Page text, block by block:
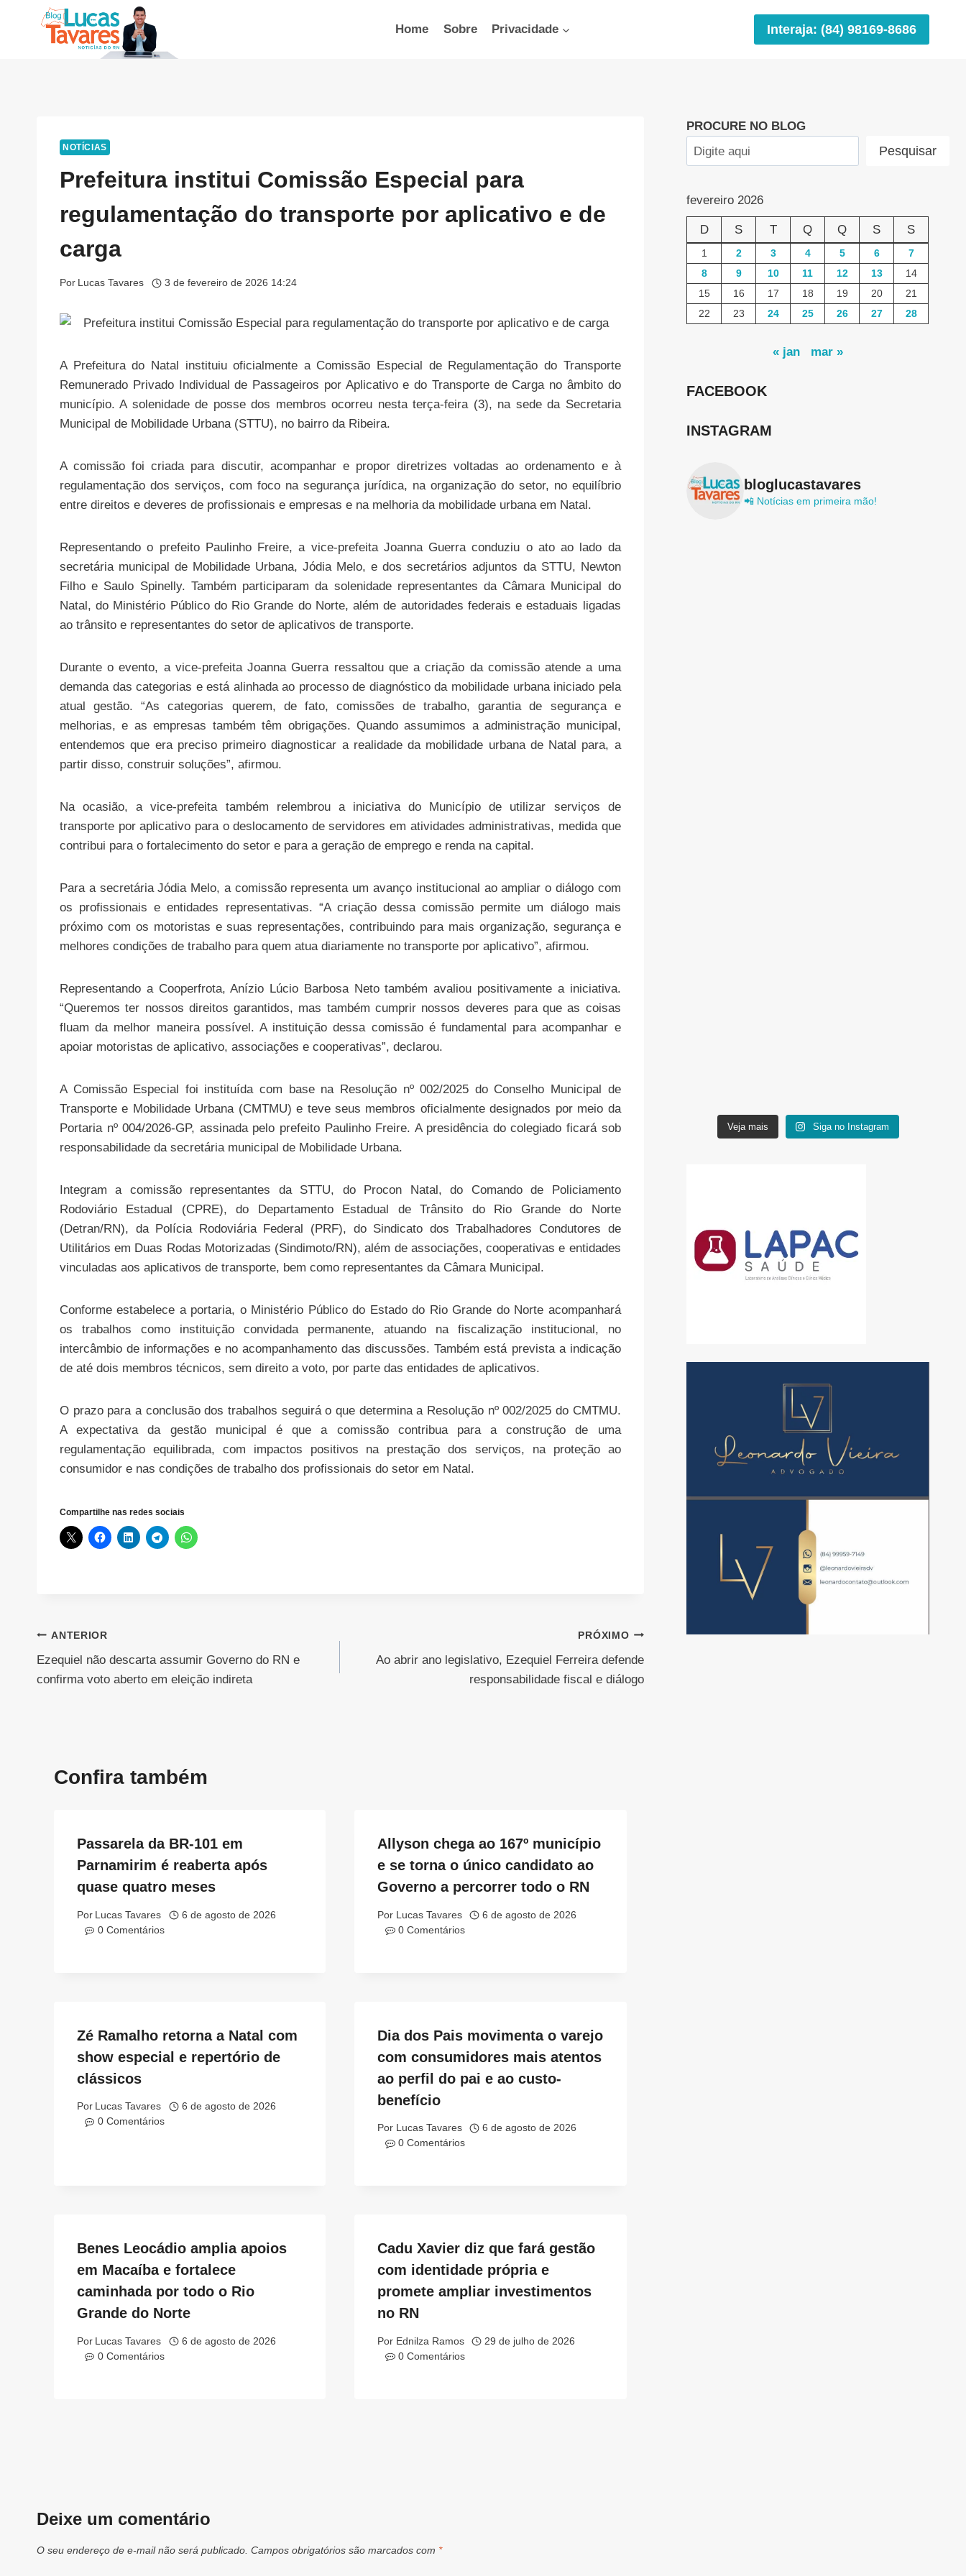
Home Sobre Privacidade Interaja: (84) 98169-8686
NOTÍCIAS
Prefeitura institui Comissão Especial para
regulamentação do transporte por aplicativo e de
carga
Por Lucas Tavares 3 de fevereiro de 2026 14:24
A Prefeitura do Natal instituiu oficialmente a Comissão Especial de Regulamentação do Transporte
Remunerado Privado Individual de Passageiros por Aplicativo e do Transporte de Carga no âmbito do
município. A solenidade de posse dos membros ocorreu nesta terça-feira (3), na sede da Secretaria
Municipal de Mobilidade Urbana (STTU), no bairro da Ribeira.
A comissão foi criada para discutir, acompanhar e propor diretrizes voltadas ao ordenamento e à
regulamentação dos serviços, com foco na segurança jurídica, na organização do setor, no equilíbrio
entre direitos e deveres de profissionais e empresas e na melhoria da mobilidade urbana em Natal.
Representando o prefeito Paulinho Freire, a vice-prefeita Joanna Guerra conduziu o ato ao lado da
secretária municipal de Mobilidade Urbana, Jódia Melo, e dos secretários adjuntos da STTU, Newton
Filho e Saulo Spinelly. Também participaram da solenidade representantes da Câmara Municipal do
Natal, do Ministério Público do Rio Grande do Norte, além de autoridades federais e estaduais ligadas
ao trânsito e representantes do setor de aplicativos de transporte.
Durante o evento, a vice-prefeita Joanna Guerra ressaltou que a criação da comissão atende a uma
demanda das categorias e está alinhada ao processo de diagnóstico da mobilidade urbana iniciado pela
atual gestão. “As categorias querem, de fato, comissões de trabalho, garantia de segurança e
melhorias, e as empresas também têm obrigações. Quando assumimos a administração municipal,
entendemos que era preciso primeiro diagnosticar a realidade da mobilidade urbana de Natal para, a
partir disso, construir soluções”, afirmou.
Na ocasião, a vice-prefeita também relembrou a iniciativa do Município de utilizar serviços de
transporte por aplicativo para o deslocamento de servidores em atividades administrativas, medida que
contribui para o fortalecimento do setor e para a geração de emprego e renda na capital.
Para a secretária Jódia Melo, a comissão representa um avanço institucional ao ampliar o diálogo com
os profissionais e entidades representativas. “A criação dessa comissão permite um diálogo mais
próximo com os motoristas e suas representações, contribuindo para mais organização, segurança e
melhores condições de trabalho para quem atua diariamente no transporte por aplicativo”, afirmou.
Representando a Cooperfrota, Anízio Lúcio Barbosa Neto também avaliou positivamente a iniciativa.
“Queremos ter nossos direitos garantidos, mas também cumprir nossos deveres para que as coisas
fluam da melhor maneira possível. A instituição dessa comissão é fundamental para acompanhar e
apoiar motoristas de aplicativo, associações e cooperativas”, declarou.
A Comissão Especial foi instituída com base na Resolução nº 002/2025 do Conselho Municipal de
Transporte e Mobilidade Urbana (CMTMU) e teve seus membros oficialmente designados por meio da
Portaria nº 004/2026-GP, assinada pelo prefeito Paulinho Freire. A presidência do colegiado ficará sob
responsabilidade da secretária municipal de Mobilidade Urbana.
Integram a comissão representantes da STTU, do Procon Natal, do Comando de Policiamento
Rodoviário Estadual (CPRE), do Departamento Estadual de Trânsito do Rio Grande do Norte
(Detran/RN), da Polícia Rodoviária Federal (PRF), do Sindicato dos Trabalhadores Condutores de
Utilitários em Duas Rodas Motorizadas (Sindimoto/RN), além de associações, cooperativas e entidades
vinculadas aos aplicativos de transporte, bem como representantes da Câmara Municipal.
Conforme estabelece a portaria, o Ministério Público do Estado do Rio Grande do Norte acompanhará
os trabalhos como instituição convidada permanente, atuando na fiscalização institucional, no
intercâmbio de informações e no acompanhamento das discussões. Também está prevista a indicação
de até dois membros técnicos, sem direito a voto, por parte das entidades de aplicativos.
O prazo para a conclusão dos trabalhos seguirá o que determina a Resolução nº 002/2025 do CMTMU.
A expectativa da gestão municipal é que a comissão contribua para a construção de uma
regulamentação equilibrada, com impactos positivos na prestação dos serviços, na proteção ao
consumidor e nas condições de trabalho dos profissionais do setor em Natal.
Compartilhe nas redes sociais
Navegação
de
ANTERIOR
Ezequiel não descarta assumir Governo do RN e
confirma voto aberto em eleição indireta
PRÓXIMO
Ao abrir ano legislativo, Ezequiel Ferreira defende
responsabilidade fiscal e diálogo
Confira também
Passarela da BR-101 em
Parnamirim é reaberta após
quase quatro meses
Por Lucas Tavares
6 de agosto de 2026
0 Comentários
Allyson chega ao 167º município
e se torna o único candidato ao
Governo a percorrer todo o RN
Por Lucas Tavares
6 de agosto de 2026
0 Comentários
Zé Ramalho retorna a Natal com
show especial e repertório de
clássicos
Por Lucas Tavares
6 de agosto de 2026
0 Comentários
Dia dos Pais movimenta o varejo
com consumidores mais atentos
ao perfil do pai e ao custo-
benefício
Por Lucas Tavares
6 de agosto de 2026
0 Comentários
Benes Leocádio amplia apoios
em Macaíba e fortalece
caminhada por todo o Rio
Grande do Norte
Por Lucas Tavares
6 de agosto de 2026
0 Comentários
Cadu Xavier diz que fará gestão
com identidade própria e
promete ampliar investimentos
no RN
Por Ednilza Ramos
29 de julho de 2026
0 Comentários
Deixe um comentário
O seu endereço de e-mail não será publicado. Campos obrigatórios são marcados com *
PROCURE NO BLOG
Pesquisar
fevereiro 2026
D S T Q Q S S
1 2 3 4 5 6
7
8
9 10 11 12 13
14
15
16 17 18 19 20
21
22
23 24 25 26 27 28
« jan mar »
FACEBOOK
INSTAGRAM
bloglucastavares
📲 Notícias em primeira mão!
Veja mais Siga no Instagram